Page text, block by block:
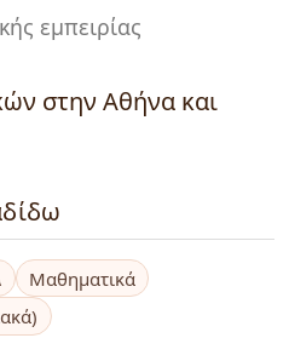
εμπειρίας
στην Αθήνα και
Μαθηματικά